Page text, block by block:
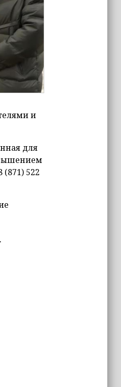
и
для
522